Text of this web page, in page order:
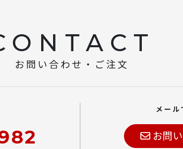
お問い合わせ・ご注文
メー
お問